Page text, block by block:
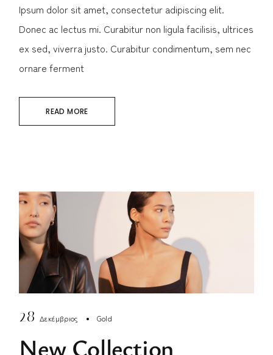
Ipsum dolor sit amet, consectetur adipiscing elit.
Donec ac lectus mi. Curabitur non ligula facilisis, ultrices
ex sed, viverra justo. Curabitur condimentum, sem nec
ornare ferment
READ MORE
28 Δεκέμβριος Gold
New Collection